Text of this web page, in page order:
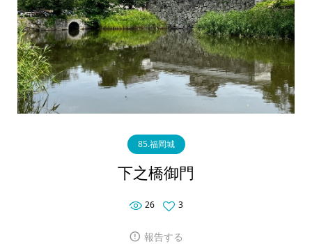
85.福岡城
下之橋御門
26 3
報告する